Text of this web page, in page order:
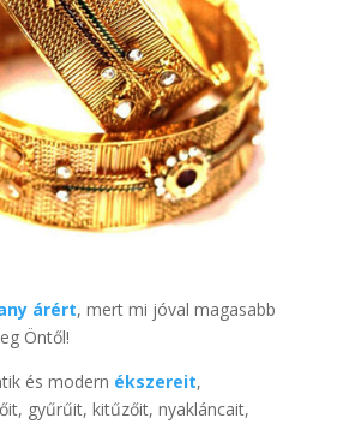
árért, mert mi jóval magasabb
Öntől!
és modern ékszereit,
gyűrűit, kitűzőit, nyakláncait,